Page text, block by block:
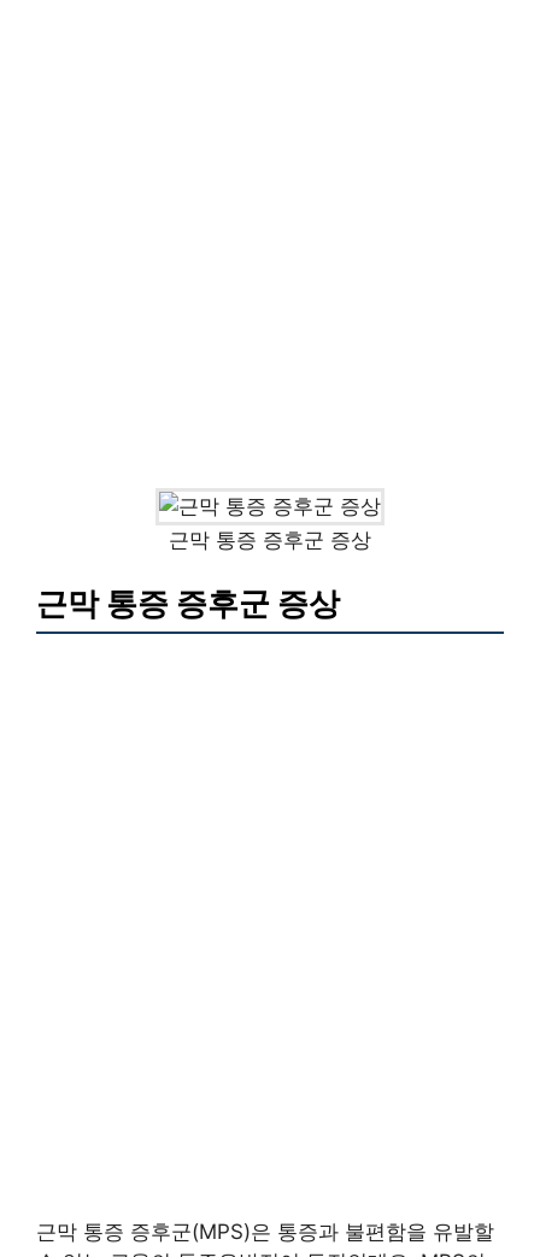
근막 통증 증후군 증상
근막 통증 증후군 증상
근막 통증 증후군(MPS)은 통증과 불편함을 유발할